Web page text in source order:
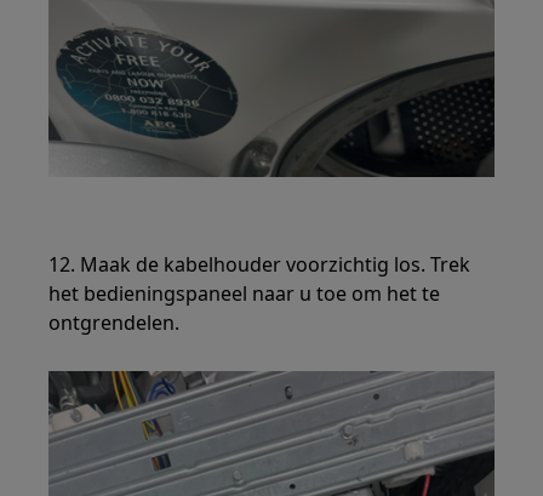
12. Maak de kabelhouder voorzichtig los. Trek
het bedieningspaneel naar u toe om het te
ontgrendelen.